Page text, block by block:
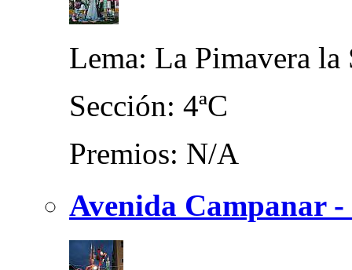
Lema: La Pimavera la
Sección: 4ªC
Premios: N/A
Avenida Campanar